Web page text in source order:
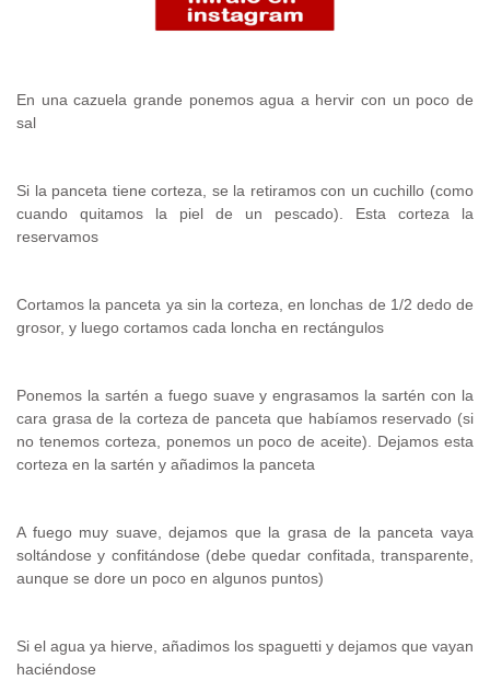
En una cazuela grande ponemos agua a hervir con un poco de
sal
Si la panceta tiene corteza, se la retiramos con un cuchillo (como
cuando quitamos la piel de un pescado). Esta corteza la
reservamos
Cortamos la panceta ya sin la corteza, en lonchas de 1/2 dedo de
grosor, y luego cortamos cada loncha en rectángulos
Ponemos la sartén a fuego suave y engrasamos la sartén con la
cara grasa de la corteza de panceta que habíamos reservado (si
no tenemos corteza, ponemos un poco de aceite). Dejamos esta
corteza en la sartén y añadimos la panceta
A fuego muy suave, dejamos que la grasa de la panceta vaya
soltándose y confitándose (debe quedar confitada, transparente,
aunque se dore un poco en algunos puntos)
Si el agua ya hierve, añadimos los spaguetti y dejamos que vayan
haciéndose